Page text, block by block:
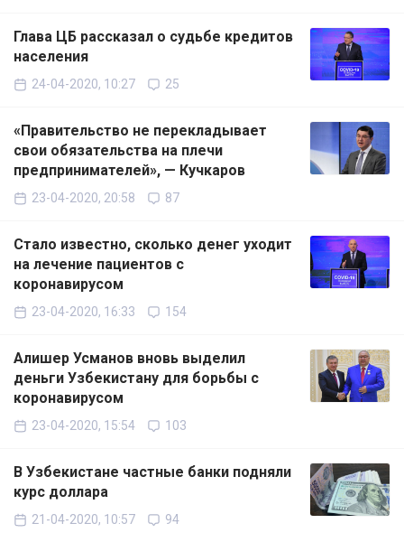
Глава ЦБ рассказал о судьбе кредитов
населения
24-04-2020, 10:27 25
«Правительство не перекладывает
свои обязательства на плечи
предпринимателей», — Кучкаров
23-04-2020, 20:58 87
Стало известно, сколько денег уходит
на лечение пациентов с
коронавирусом
23-04-2020, 16:33 154
Алишер Усманов вновь выделил
деньги Узбекистану для борьбы с
коронавирусом
23-04-2020, 15:54 103
В Узбекистане частные банки подняли
курс доллара
21-04-2020, 10:57 94